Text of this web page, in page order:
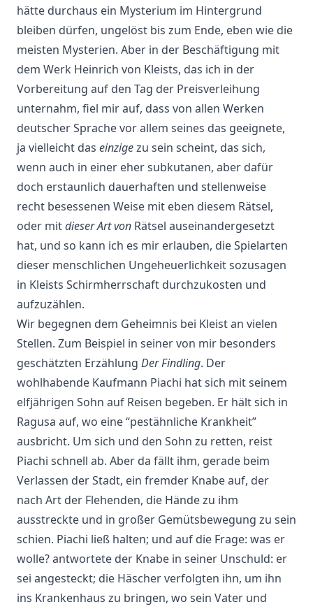
hätte durchaus ein Mysterium im Hintergrund
bleiben dürfen, ungelöst bis zum Ende, eben wie die
meisten Mysterien. Aber in der Beschäftigung mit
dem Werk Heinrich von Kleists, das ich in der
Vorbereitung auf den Tag der Preisverleihung
unternahm, fiel mir auf, dass von allen Werken
deutscher Sprache vor allem seines das geeignete,
ja vielleicht das einzigezu sein scheint, das sich,
wenn auch in einer eher subkutanen, aber dafür
doch erstaunlich dauerhaften und stellenweise
recht besessenen Weise mit eben diesem Rätsel,
oder mitdieser Art von Rätsel auseinandergesetzt
hat, und so kann ich es mir erlauben, die Spielarten
dieser menschlichen Ungeheuerlichkeit sozusagen
in Kleists Schirmherrschaft durchzukosten und
aufzuzählen.
Wir begegnen dem Geheimnis bei Kleist an vielen
Stellen. Zum Beispiel in seiner von mir besonders
geschätzten Erzählung Der Findling. Der
wohlhabende Kaufmann Piachi hat sich mit seinem
elfjährigen Sohn auf Reisen begeben. Er hält sich in
Ragusa auf, wo eine “pestähnliche Krankheit”
ausbricht. Um sich und den Sohn zu retten, reist
Piachi schnell ab. Aber da fällt ihm, gerade beim
Verlassen der Stadt, ein fremder Knabe auf, der
nach Art der Flehenden, die Hände zu ihm
ausstreckte und in großer Gemütsbewegung zu sein
schien. Piachi ließ halten; und auf die Frage: was er
wolle? antwortete der Knabe in seiner Unschuld: er
sei angesteckt; die Häscher verfolgten ihn, um ihn
ins Krankenhaus zu bringen, wo sein Vater und